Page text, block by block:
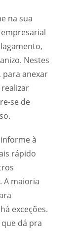
na sua
Nestes
para anexar
se de
à
rápido
A maioria
exceções.
que dá pra